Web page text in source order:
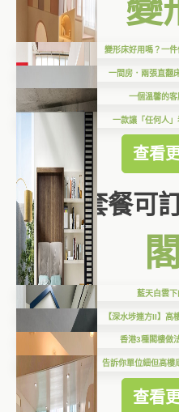
變
變形床好用嗎？一
一間房．兩張直翻
一個溫馨的
一款讓「任何人
查看
套餐可
藍天白雲
【深水埗連方II】高
香港3種閣樓做
告訴你單位細但高樓
查看